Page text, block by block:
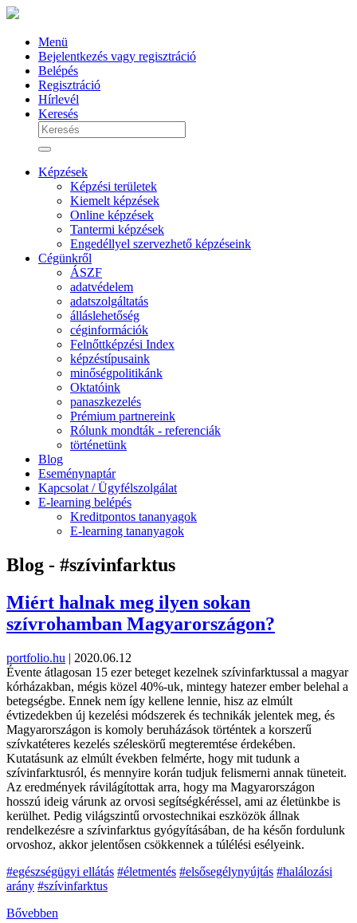
Menü
Bejelentkezés vagy regisztráció
Belépés
Regisztráció
Hírlevél
Keresés
Képzések
Képzési területek
Kiemelt képzések
Online képzések
Tantermi képzések
Engedéllyel szervezhető képzéseink
Cégünkről
ÁSZF
adatvédelem
adatszolgáltatás
álláslehetőség
céginformációk
Felnőttképzési Index
képzéstípusaink
minőségpolitikánk
Oktatóink
panaszkezelés
Prémium partnereink
Rólunk mondták - referenciák
történetünk
Blog
Eseménynaptár
Kapcsolat / Ügyfélszolgálat
E-learning belépés
Kreditpontos tananyagok
E-learning tananyagok
Blog - #szívinfarktus
Miért halnak meg ilyen sokan
szívrohamban Magyarországon?
portfolio.hu | 2020.06.12
Évente átlagosan 15 ezer beteget kezelnek szívinfarktussal a magyar
kórházakban, mégis közel 40%-uk, mintegy hatezer ember belehal a
betegségbe. Ennek nem így kellene lennie, hisz az elmúlt
évtizedekben új kezelési módszerek és technikák jelentek meg, és
Magyarországon is komoly beruházások történtek a korszerű
szívkatéteres kezelés széleskörű megteremtése érdekében.
Kutatásunk az elmúlt években felmérte, hogy mit tudunk a
szívinfarktusról, és mennyire korán tudjuk felismerni annak tüneteit.
Az eredmények rávilágítottak arra, hogy ma Magyarországon
hosszú ideig várunk az orvosi segítségkéréssel, ami az életünkbe is
kerülhet. Pedig világszintű orvostechnikai eszközök állnak
rendelkezésre a szívinfarktus gyógyításában, de ha későn fordulunk
orvoshoz, akkor jelentősen csökkennek a túlélési esélyeink.
#egészségügyi ellátás #életmentés #elsősegélynyújtás #halálozási
arány #szívinfarktus
Bővebben